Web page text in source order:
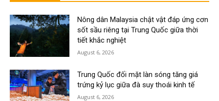
Nông dân Malaysia chật vật đáp ứng cơn
sốt sầu riêng tại Trung Quốc giữa thời
tiết khắc nghiệt
August 6, 2026
Trung Quốc đối mặt làn sóng tăng giá
trứng kỷ lục giữa đà suy thoái kinh tế
August 6, 2026